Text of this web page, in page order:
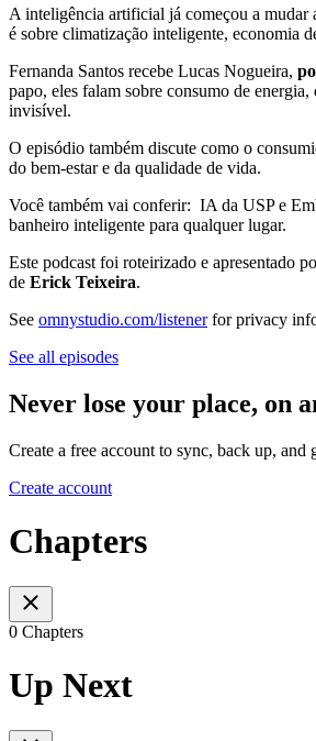
A inteligência artificial já começou a mudar
é sobre climatização inteligente, economia
Fernanda Santos recebe Lucas Nogueira,
papo, eles falam sobre consumo de
invisível.
O episódio também discute como o
do bem-estar e da qualidade de vida.
Você também vai conferir: IA da USP e
banheiro inteligente para qualquer lugar.
Este podcast foi roteirizado e apresentado
de Erick Teixeira.
See omnystudio.com/listenerfor privacy
See all episodes
Never lose your place, on
Create a free account to sync, back up, and
Create account
Chapters
0 Chapters
Up Next